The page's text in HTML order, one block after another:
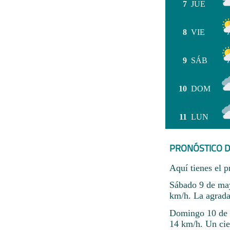
7 JUE
8 VIE
9 SÁB
10 DOM
11 LUN
PRONÓSTICO
Aquí tienes el
Sábado 9 de
km/h. La
Domingo 10 de
14 km/h. Un